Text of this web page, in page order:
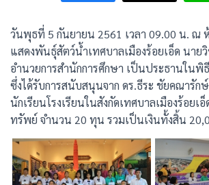
วันพุธที่ 5 กันยายน 2561 เวลา 09.00 น. ณ
แสดงพันธุ์สัตว์น้ำเทศบาลเมืองร้อยเอ็ด นาย
อำนวยการสำนักการศึกษา เป็นประธานใน
ซึ่งได้รับการสนับสนุนจาก ดร.ธีระ ชัยคณารัก
นักเรียนโรงเรียนในสังกัดเทศบาลเมืองร้อย
ทรัพย์ จำนวน 20 ทุน รวมเป็นเงินทั้งสิ้น